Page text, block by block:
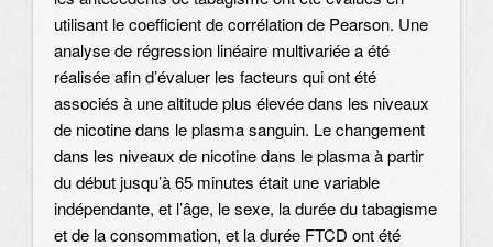
utilisant le coefficient de corrélation de Pearson. Une
analyse de régression linéaire multivariée a été
réalisée afin d’évaluer les facteurs qui ont été
associés à une altitude plus élevée dans les niveaux
de nicotine dans le plasma sanguin. Le changement
dans les niveaux de nicotine dans le plasma à partir
du début jusqu’à 65 minutes était une variable
indépendante, et l’âge, le sexe, la durée du tabagisme
et de la consommation, et la durée FTCD ont été